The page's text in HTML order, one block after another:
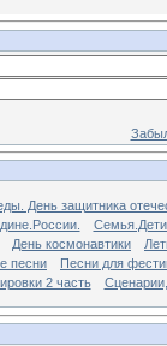
День защитника
День космонавтики
песни
Песни для
2 часть